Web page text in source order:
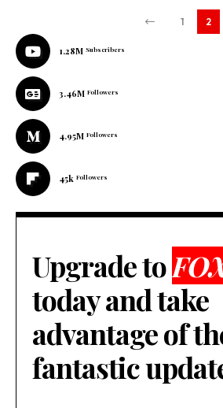
1 2
1.28M Subscribers
3.46M Followers
4.95M Followers
45k Followers
Upgrade to
today and take
advantage of
fantastic